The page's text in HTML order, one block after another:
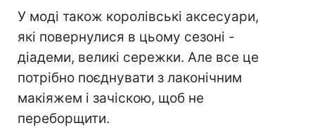
У моді також королівські аксесуари,
які повернулися в цьому сезоні -
діадеми, великі сережки. Але все це
потрібно поєднувати з лаконічним
макіяжем і зачіскою, щоб не
переборщити.